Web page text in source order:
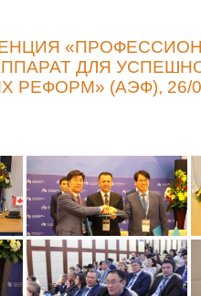
ДЛЯ
(АЭФ), 26/